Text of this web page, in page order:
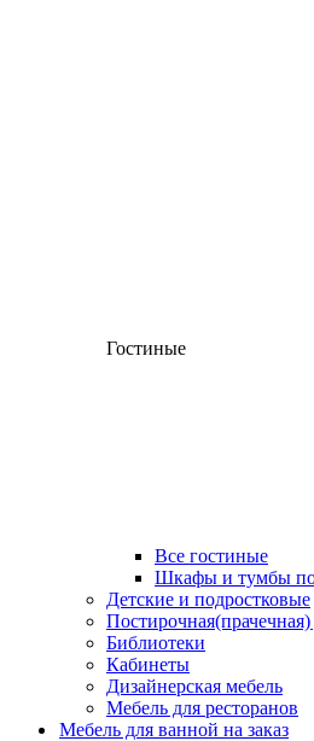
Гостиные
Все гостиные
Шкафы и тумбы
Детские и подростковые
Постирочная(прачечная)
Библиотеки
Кабинеты
Дизайнерская мебель
Мебель для ресторанов
Мебель для ванной на заказ